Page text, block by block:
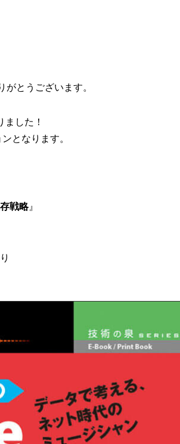
とうございます。
ました！
となります。
戦略』